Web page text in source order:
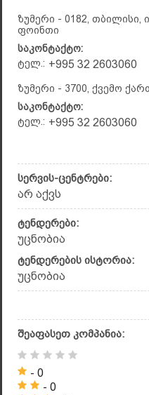
ზუმერი - 0182, თბილისი,
ფოინთი
საკონტაქტო:
ტელ.: +995 32 2603060
ზუმერი - 3700, ქვემო
საკონტაქტო:
ტელ.: +995 32 2603060
სერვის-ცენტრები:
არ აქვს
ტენდერები:
უცნობია
ტენდერების ისტორია:
უცნობია
შეაფასეთ კომპანია:
- 0
- 0